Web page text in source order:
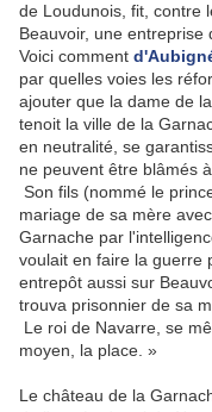
de Loudunois, fit, contre
Beauvoir, une entreprise
Voici comment
par quelles voies les
ajouter que la dame de
tenoit la ville de la
en neutralité, se
ne peuvent être blâmés
Son fils (nommé le
mariage de sa mère
Garnache par
voulait en faire la guerre
entrepôt aussi sur
trouva prisonnier de sa
Le roi de Navarre, se
moyen, la place. »
Le château de la